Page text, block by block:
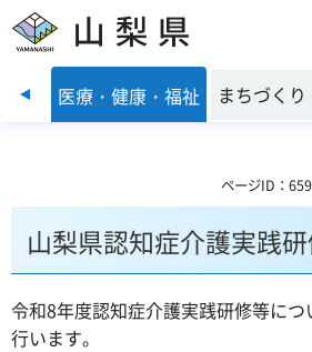
山梨県
て 医療・健康・福祉 まちづく
ページID：
山梨県認知症介護実践
令和8年度認知症介護実践研修等に
行います。